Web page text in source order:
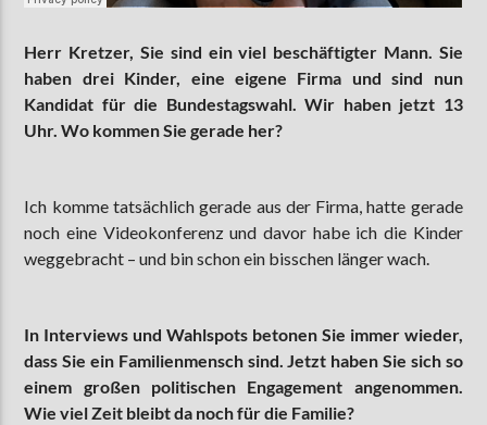
Herr Kretzer, Sie sind ein viel beschäftigter Mann. Sie
haben drei Kinder, eine eigene Firma und sind nun
Kandidat für die Bundestagswahl. Wir haben jetzt 13
Uhr. Wo kommen Sie gerade her?
Ich komme tatsächlich gerade aus der Firma, hatte gerade
noch eine Videokonferenz und davor habe ich die Kinder
weggebracht – und bin schon ein bisschen länger wach.
In Interviews und Wahlspots betonen Sie immer wieder,
dass Sie ein Familienmensch sind. Jetzt haben Sie sich so
einem großen politischen Engagement angenommen.
Wie viel Zeit bleibt da noch für die Familie?